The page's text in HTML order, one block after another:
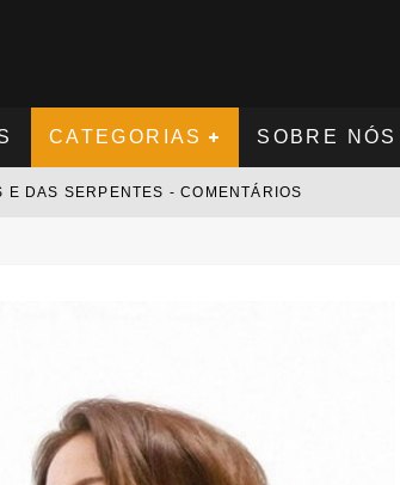
CATEGORIAS SOBRE NÓS
E DAS SERPENTES - COMENTÁRIOS
- COMENTÁRIOS